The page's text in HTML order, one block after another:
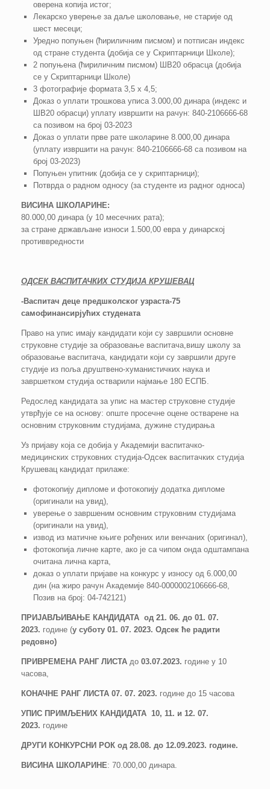
оверена копија истог;
Лекарско уверење за даље школовање, не старије од
шест месеци;
Уредно попуњен (ћириличним писмом) и потписан индекс
од стране студента (добија се у Скриптарници Школе);
2 попуњена (ћириличним писмом) ШВ20 обрасца (добија
се у Скриптарници Школе)
3 фотографије формата 3,5 х 4,5;
Доказ о уплати трошкова уписа 3.000,00 динара (индекс и
ШВ20 обрасци) уплату извршити на рачун: 840-2106666-68
са позивом на број 03-2023
Доказ о уплати прве рате школарине 8.000,00 динара
(уплату извршити на рачун: 840-2106666-68 са позивом на
број 03-2023)
Попуњен упитник (добија се у скриптарници);
Потврда о радном односу (за студенте из радног односа)
ВИСИНА ШКОЛАРИНЕ:
80.000,00 динара (у 10 месечних рата);
за стране држављане износи 1.500,00 евра у динарској
противвредности
ОДСЕК ВАСПИТАЧКИХ СТУДИЈА КРУШЕВАЦ
-Васпитач деце предшколског узраста-75
самофинансирјућих студената
Право на упис имају кандидати који су завршили основне
струковне студије за образовање васпитача,вишу школу за
образовање васпитача, кандидати који су завршили друге
студије из поља друштвено-хуманистичких наука и
завршетком студија остварили најмање 180 ЕСПБ.
Редослед кандидата за упис на мастер струковне студије
утврђује се на основу: опште просечне оцене остварене на
основним струковним студијама, дужине студирања
Уз пријаву која се добија у Академији васпитачко-
медицинских струковних студија-Одсек васпитачких студија
Крушевац кандидат прилаже:
фотокопију дипломе и фотокопију додатка дипломе
(оригинали на увид),
уверење о завршеним основним струковним студијама
(оригинали на увид),
извод из матичне књиге рођених или венчаних (оригинал),
фотокопија личне карте, ако је са чипом онда одштампана
очитана лична карта,
доказ о уплати пријаве на конкурс у износу од 6.000,00
дин (на жиро рачун Академије 840-0000002106666-68,
Позив на број: 04-742121)
ПРИЈАВЉИВАЊЕ КАНДИДАТА од 21. 06. до 01. 07.
2023. године (у суботу 01. 07. 2023. Одсек ће радити
редовно)
П РИВРЕМЕНА РАНГ ЛИСТА до 03.07.2023. године у 10
часова,
КОНАЧНЕ РАНГ ЛИСТА 07. 07. 2023. године до 15 часова
УПИС ПРИМЉЕНИХ КАНДИДАТА 10, 11. и 12. 07.
2023. године
ДРУГИ КОНКУРСНИ РОК од 28.08. до 12.09.2023. године.
ВИСИНА ШКОЛАРИНЕ: 70.000,00 динара.